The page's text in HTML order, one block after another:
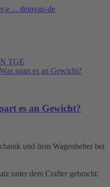
e ... deinvan-de
TGE
spart es an Gewicht?
es an Gewicht?
und dem Wagenheber bei
unter dem Crafter gebracht.